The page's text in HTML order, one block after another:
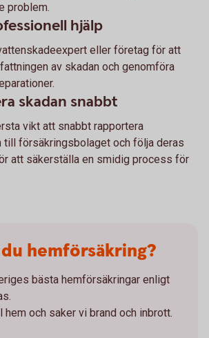
problem.
hjälp
eller företag för att
av skadan och genomföra
skadan snabbt
vikt att snabbt rapportera
till försäkringsbolaget och följa deras
att säkerställa en smidig process för
hemförsäkring?
bästa hemförsäkringar enligt
hem och saker vi brand och inbrott.